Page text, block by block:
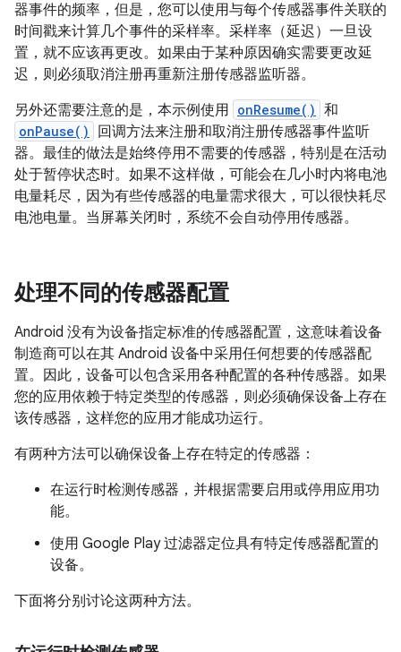
器事件的频率，但是，您可以使用与每个传感器事件关联的
时间戳来计算几个事件的采样率。采样率（延迟）一旦设
置，就不应该再更改。如果由于某种原因确实需要更改延
迟，则必须取消注册再重新注册传感器监听器。
另外还需要注意的是，本示例使用 onResume() 和
onPause()
回调方法来注册和取消注册传感器事件监听
器。最佳的做法是始终停用不需要的传感器，特别是在活动
处于暂停状态时。如果不这样做，可能会在几小时内将电池
电量耗尽，因为有些传感器的电量需求很大，可以很快耗尽
电池电量。当屏幕关闭时，系统不会自动停用传感器。
处理不同的传感器配置
Android 没有为设备指定标准的传感器配置，这意味着设备
制造商可以在其 Android 设备中采用任何想要的传感器配
置。因此，设备可以包含采用各种配置的各种传感器。如果
您的应用依赖于特定类型的传感器，则必须确保设备上存在
该传感器，这样您的应用才能成功运行。
有两种方法可以确保设备上存在特定的传感器：
在运行时检测传感器，并根据需要启用或停用应用功
能。
使用 Google Play 过滤器定位具有特定传感器配置的
设备。
下面将分别讨论这两种方法。